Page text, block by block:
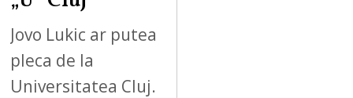
Jovo Lukic ar putea
pleca de la
Universitatea Cluj.